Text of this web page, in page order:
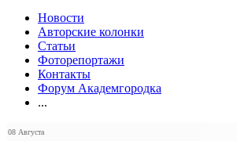
Новости
Авторские колонки
Статьи
Фоторепортажи
Контакты
Форум Академгородка
...
08 Августа